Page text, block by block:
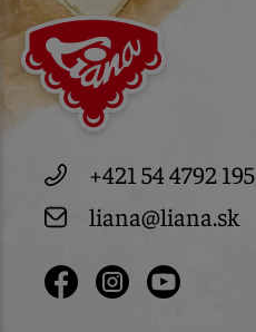
+421 54 4792 195
liana@liana.sk